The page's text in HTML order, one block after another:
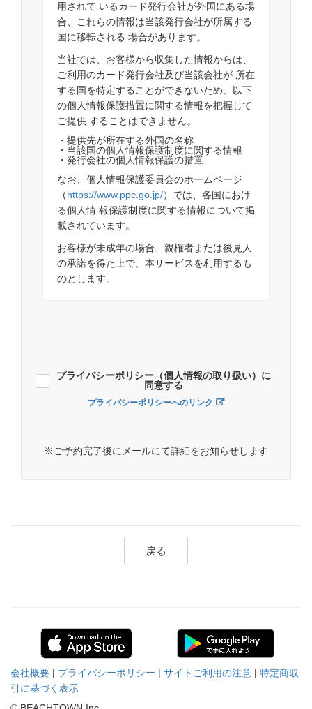
用されて いるカード発行会社が外国にある場
合、これらの情報は当該発行会社が所属する
国に移転される 場合があります。
当社では、お客様から収集した情報からは、
ご利用のカード発行会社及び当該会社が 所在
する国を特定することができないため、以下
の個人情報保護措置に関する情報を把握して
ご提供 することはできません。
・提供先が所在する外国の名称
・当該国の個人情報保護制度に関する情報
・発行会社の個人情報保護の措置
なお、個人情報保護委員会のホームページ
（https://www.ppc.go.jp/）では、各国におけ
る個人情 報保護制度に関する情報について掲
載されています。
お客様が未成年の場合、親権者または後見人
の承諾を得た上で、本サービスを利用するも
のとします。
プライバシーポリシー（個人情報の取り扱い）に
同意する
プライバシーポリシーへのリンク
※ご予約完了後にメールにて詳細をお知らせします
戻る
会社概要 | プライバシーポリシー | サイトご利用の注意 | 特定商取
引に基づく表示